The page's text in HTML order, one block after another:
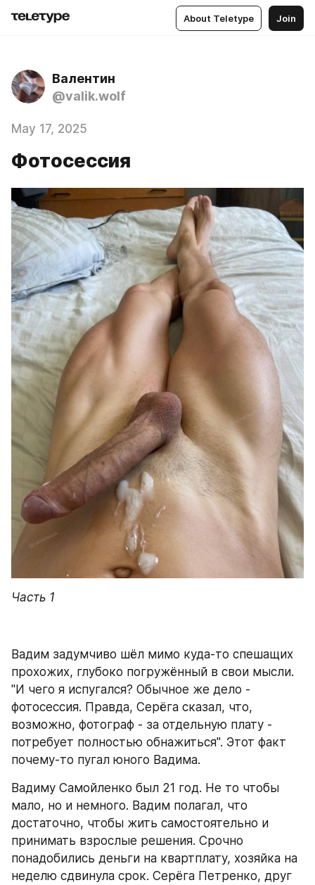
About Teletype Join
Валентин
@valik.wolf
May 17, 2025
Фотосессия
Часть 1
Вадим задумчиво шёл мимо куда-то спешащих
прохожих, глубоко погружённый в свои мысли.
"И чего я испугался? Обычное же дело -
фотосессия. Правда, Серёга сказал, что,
возможно, фотограф - за отдельную плату -
потребует полностью обнажиться". Этот факт
почему-то пугал юного Вадима.
Вадиму Самойленко был 21 год. Не то чтобы
мало, но и немного. Вадим полагал, что
достаточно, чтобы жить самостоятельно и
принимать взрослые решения. Срочно
понадобились деньги на квартплату, хозяйка на
неделю сдвинула срок. Серёга Петренко, друг